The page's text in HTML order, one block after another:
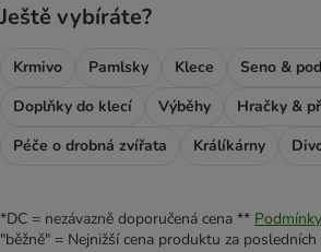
Ještě vybíráte?
Krmivo Pamlsky Klece
Seno &
Doplňky do klecí
Výběhy
Hračky &
Péče o drobná zvířata
Králíkárny
*DC = nezávazně doporučená cena **
"běžně" = Nejnižší cena produktu za